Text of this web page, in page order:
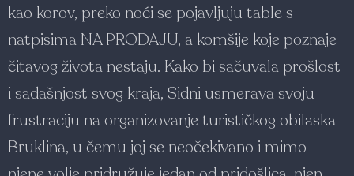
kao korov, preko noći se pojavljuju table s
natpisima NA PRODAJU, a komšije koje poznaje
čitavog života nestaju. Kako bi sačuvala prošlost
i sadašnjost svog kraja, Sidni usmerava svoju
frustraciju na organizovanje turističkog obilaska
Bruklina, u čemu joj se neočekivano i mimo